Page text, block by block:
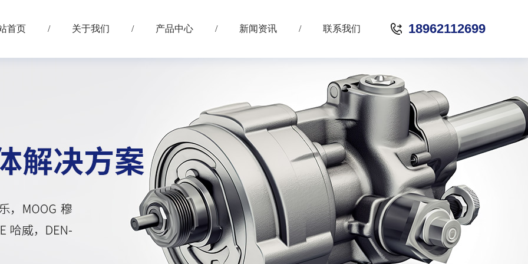
18962112699
首页 / 关于我们 / 产品中心 / 新闻资讯 / 联系我们